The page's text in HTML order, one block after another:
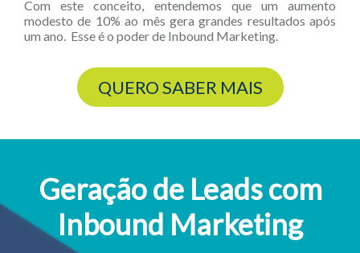
Com este conceito, entendemos que um aumento
modesto de 10% ao mês gera grandes resultados após
um ano. Esse é o poder de Inbound Marketing.
QUERO SABER MAIS
Geração de Leads com
Inbound Marketing